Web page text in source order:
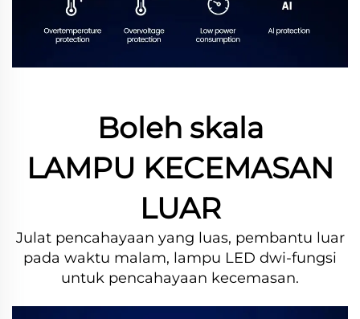
Boleh skala
LAMPU KECEMASAN
LUAR
Julat pencahayaan yang luas, pembantu luar
pada waktu malam, lampu LED dwi-fungsi
untuk pencahayaan kecemasan.